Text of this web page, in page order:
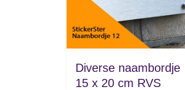
Diverse naambordje
15 x 20 cm RVS